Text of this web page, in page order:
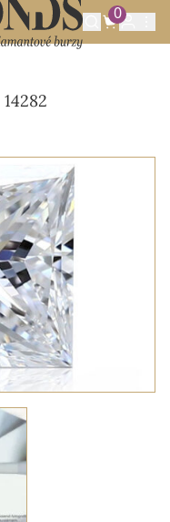
0
0.75CT E/VS2 S GIA
14282